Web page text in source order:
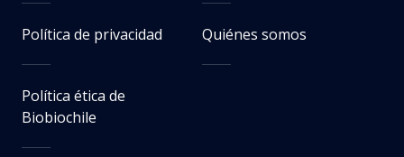
Política de privacidad Quiénes somos
Política ética de
Biobiochile